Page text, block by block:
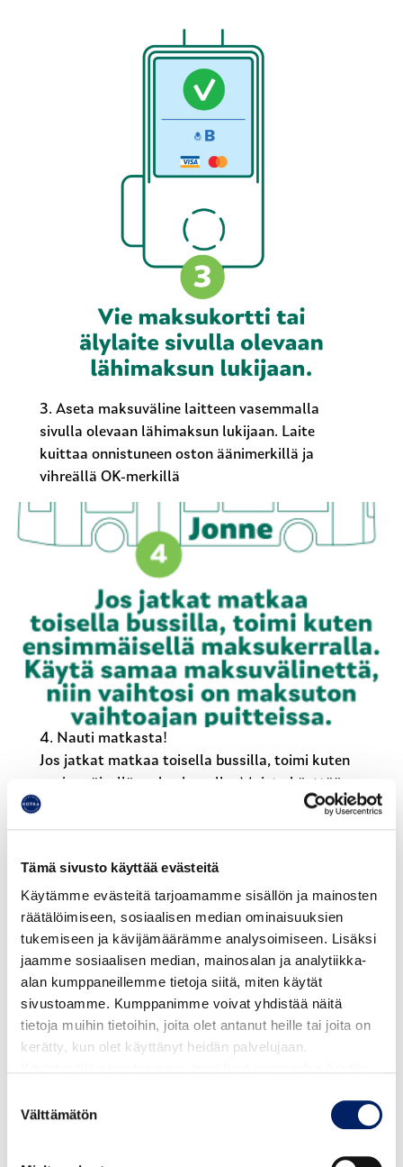
Tämä sivusto käyttää evästeitä
Käytämme evästeitä tarjoamamme sisällön ja mainosten
räätälöimiseen, sosiaalisen median ominaisuuksien
tukemiseen ja kävijämäärämme analysoimiseen. Lisäksi
jaamme sosiaalisen median, mainosalan ja analytiikka-
alan kumppaneillemme tietoja siitä, miten käytät
sivustoamme. Kumppanimme voivat yhdistää näitä
tietoja muihin tietoihin, joita olet antanut heille tai joita on
kerätty, kun olet käyttänyt heidän palvelujaan.
valinta
Välttämätön
3. Aseta maksuväline laitteen vasemmalla
sivulla olevaan lähimaksun lukijaan. Laite
kuittaa onnistuneen oston äänimerkillä ja
vihreällä OK-merkillä
4. Nauti matkasta!
Jos jatkat matkaa toisella bussilla, toimi kuten
ensimmäisellä maksukerralla. Muista käyttää
samaa maksuvälinettä, näin vaihtosi on
maksuton vaihtoajan puitteissa.
Lähimaksulla voit maksaa vain oman matkasi
henkilön matkaa. Jos haluat ostaa lipun myös toiselle
henkilölle, matka on maksettava joko toisella
lähimaksuvälineellä (esimerkiksi pankkikortti ja sama
pankkikortti puhelimessa ovat eri maksutapoja) tai muuta
maksutapaa käyttäen, esimerkiksi käteisellä,
mobiililipulla tai Waltti-matkakortilla.
Kuitin saatasiakasportaalista. Mobiililompakoiden (esim.
joukkoliikenne@kotka.fi. Muista laittaa viestiin mukaan
pankkikortin 4 viimeistä numeroa mobiilivälineestä (eivät